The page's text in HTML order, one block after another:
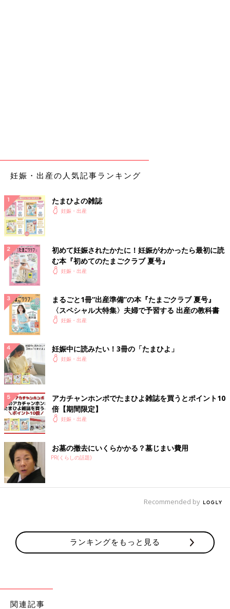
1人目では、夫立ち会い出産を予定していたのですが、お産でい
なってしまいそう。「浣腸はお産に必要な大事な前処理なのね」
と実感できました。
私の場合、微弱陣痛だったため陣痛促進剤を使っています。その
はなかったのですが、陣痛が急激に進みトイレに行けない人の場
合には、“導尿”の処置が行われることもあるそうです。
子宮口が全開になり、分娩台に上がってからの進行はとても早か
ったです。いきみの練習を3回行った後、「赤ちゃんの頭が見え
てきた。もう少しだよ」と言われて間もなく、「会陰切開します
ね」とお医者様。
会陰切開の痛みなんて、お産に比べたら微々たるも
の
“会陰切開”に関しては知識としてはあったものの、分娩台の上で
はとにかく、陣痛の波やいきみとの闘いだったので、“会陰切開
でハサミを入れられ切られている”という実感はまったくなかっ
たです。局部麻酔をされていたのかという記憶もありません。
それよりも、会陰切開後の縫い合わせの方がチクチクとした痛み
を感じてしまいました。でも、お産に比べたら微々たる痛み。赤
ちゃんと対面できた感動の方が強く、幸せな痛みに感じてしまい
ました。
ところが産後、会陰切開の部分とお尻が痛くてたまらない、寝返
の体じゃないみたいに感じました。
会陰切開の縫合糸は、後日抜糸が不要のものでしたが、産後はと
月健診の時には痛みもなくなり、「うん良好、傷跡も目立たな
妊娠・出産の人気記事ランキング
たまひよの雑誌
妊娠・出産
初めて妊娠されたかたに！妊娠がわかったら最初に読
む本『初めてのたまごクラブ 夏号』
妊娠・出産
まるごと1冊“出産準備”の本『たまごクラブ 夏号』
〈スペシャル大特集〉夫婦で予習する 出産の教科書
妊娠・出産
妊娠中に読みたい！3冊の「たまひよ」
妊娠・出産
アカチャンホンポでたまひよ雑誌を買うとポイント10
倍【期間限定】
妊娠・出産
お墓の撤去にいくらかかる？墓じまい費用
PR(くらしの話題)
Recommended by
ランキングをもっと見る
関連記事